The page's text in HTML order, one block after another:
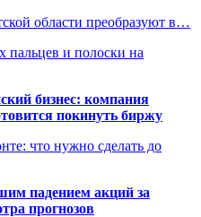
области преобразуют в…
пальцев и полоски на
бизнес: компания
покинуть биржу
что нужно сделать до
падением акций за
прогнозов